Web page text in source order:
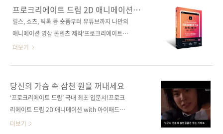
는 방식 자체를 바꾸고 있습니다. 예전이라면 영
상 하나를 만들기 위해 비싼 카메라를 갖추고, 복
잡한 편집 프로그램을 익혀야 했습니다. 하지만
에 띄게 낮아졌습니다. 이제는 아이디어만 있으
면 누구나 영상을 제작할 수 있는 시대입니다. 그
다. 어떤 프롬프트를 써야 원하는 결과물이 나오
는지, 어떤 흐름으로 작업해야 영상이 자연스럽
게 완성되는지를 아는 것이 중요하죠. 결국 핵심
은..
프로크리에이트 드림 2D 애니메이션
with 아이패드
릴스, 쇼츠, 틱톡 등 숏폼부터 유튜브까지 나만의
애니메이션 영상 콘텐츠 제작‘프로크리에이트
드림’ 국내 최초 입문서!나만의 애니메이션 스튜
이제 애니메이션을 만드는 즐거움에 빠져 볼 때
다. 이 책은 프로크리에이트 드림 앱으로 애니메
이션을 만들고 싶은 사용자를 위한 국내 최초 입
니메이션 제작의 기본기를 쌓을 수 있도록 구성
더보기
당신의 가슴 속 삼천 원을 꺼내세요
‘프로크리에이트 드림’ 국내 최초 입문서!프로크
리에이트 드림 2D 애니메이션 with 아이패드나
만의 애니메이션 스튜디오 만들기 바로 시작할
더보기